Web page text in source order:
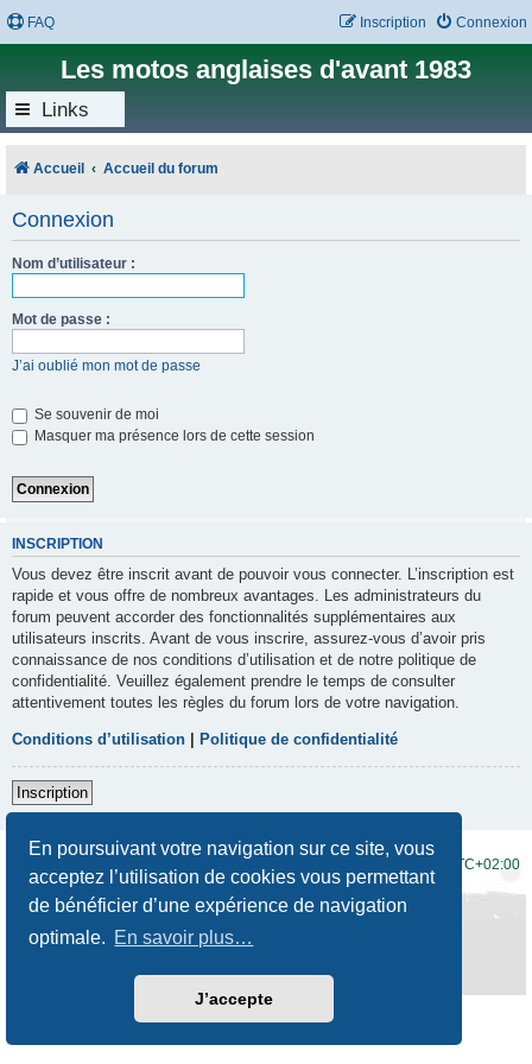
En poursuivant votre navigation sur ce site, vous
acceptez l’utilisation de cookies vous permettant
de bénéficier d’une expérience de navigation
optimale. En savoir plus…
J’accepte
FAQ Connexion
Inscription
Les motos anglaises d'avant 1983
Links
Accueil Accueil du forum
Connexion
Nom d’utilisateur :
Mot de passe :
J’ai oublié mon mot de passe
Se souvenir de moi
Masquer ma présence lors de cette session
INSCRIPTION
Vous devez être inscrit avant de pouvoir vous connecter. L’inscription est
rapide et vous offre de nombreux avantages. Les administrateurs du
forum peuvent accorder des fonctionnalités supplémentaires aux
utilisateurs inscrits. Avant de vous inscrire, assurez-vous d’avoir pris
connaissance de nos conditions d’utilisation et de notre politique de
confidentialité. Veuillez également prendre le temps de consulter
attentivement toutes les règles du forum lors de votre navigation.
Conditions d’utilisation Politique de confidentialité
Inscription
UTC+02:00
Développé par phpBB® Forum Software © phpBB Limited
Traduction française officielle
Prosilver New Edition
Confidentialité|Conditions